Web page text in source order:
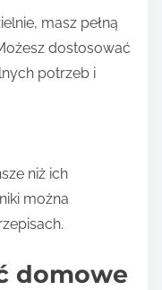
masz pełną
dostosować
potrzeb i
niż ich
można
domowe